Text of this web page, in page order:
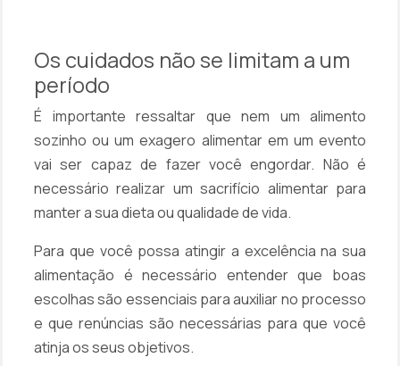
Os cuidados não se limitam a um
período
É importante ressaltar que nem um alimento
sozinho ou um exagero alimentar em um evento
vai ser capaz de fazer você engordar. Não é
necessário realizar um sacrifício alimentar para
manter a sua dieta ou qualidade de vida.
Para que você possa atingir a excelência na sua
alimentação é necessário entender que boas
escolhas são essenciais para auxiliar no processo
e que renúncias são necessárias para que você
atinja os seus objetivos.